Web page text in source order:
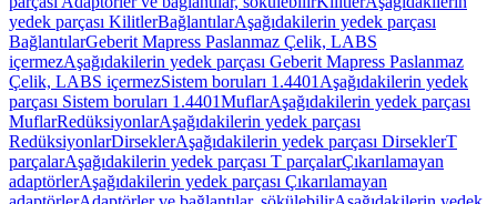
yedek parçası KilitlerBağlantılarAşağıdakilerin yedek parçası
BağlantılarGeberit Mapress Paslanmaz Çelik, LABS
içermezAşağıdakilerin yedek parçası Geberit Mapress Paslanmaz
Çelik, LABS içermezSistem boruları 1.4401 Aşağıdakilerin yedek
parçası Sistem boruları 1.4401MuflarAşağıdakilerin yedek parçası
MuflarRedüksiyonlarAşağıdakilerin yedek parçası
RedüksiyonlarDirseklerAşağıdakilerin yedek parçası DirseklerT
parçalarAşağıdakilerin yedek parçası T parçalarÇıkarılamayan
adaptörlerAşağıdakilerin yedek parçası Çıkarılamayan